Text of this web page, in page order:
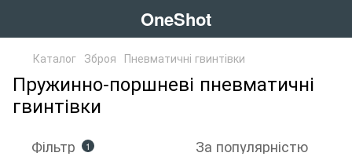
OneShot
Каталог Зброя Пневматичні гвинтівки
Пружинно-поршневі пневматичні
гвинтівки
Фільтр 1 За популярністю